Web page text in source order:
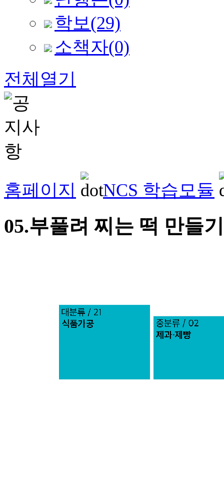
학보(29)
소책자(0)
전체열기
홈페이지 NCS 학습모듈
05.부풀려 찌는 떡 만들기